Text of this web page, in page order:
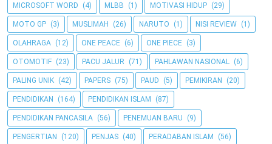
MICROSOFT WORD (4) MLBB (1) MOTIVASI HIDUP (29)
MOTO GP (3) MUSLIMAH (26) NARUTO (1) NISI REVIEW (1)
OLAHRAGA (12) ONE PEACE (6) ONE PIECE (3)
OTOMOTIF (23) PACU JALUR (71) PAHLAWAN NASIONAL (6)
PALING UNIK (42) PAPERS (75) PAUD (5) PEMIKIRAN (20)
PENDIDIKAN (164) PENDIDIKAN ISLAM (87)
PENDIDIKAN PANCASILA (56) PENEMUAN BARU (9)
PENGERTIAN (120) PENJAS (40) PERADABAN ISLAM (56)